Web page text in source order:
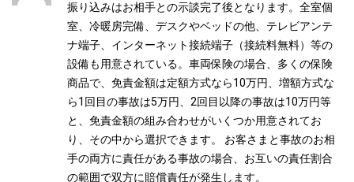
振り込みはお相手との示談完了後となります。全室個
室、冷暖房完備、デスクやベッドの他、テレビアンテ
ナ端子、インターネット接続端子（接続料無料）等の
設備も用意されている。車両保険の場合、多くの保険
商品で、免責金額は定額方式なら10万円、増額方式な
ら1回目の事故は5万円、2回目以降の事故は10万円等
と、免責金額の組み合わせがいくつか用意されてお
り、その中から選択できます。 お客さまと事故のお相
手の両方に責任がある事故の場合、お互いの責任割合
の範囲で双方に賠償責任が発生します。